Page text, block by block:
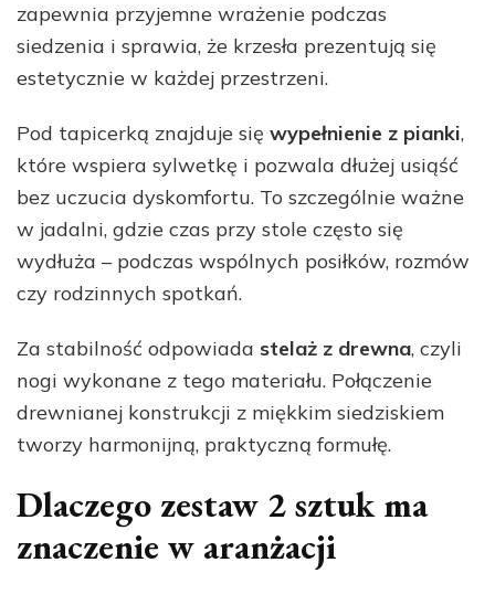
zapewnia przyjemne wrażenie podczas
siedzenia i sprawia, że krzesła prezentują się
estetycznie w każdej przestrzeni.
Pod tapicerką znajduje się wypełnienie z pianki,
które wspiera sylwetkę i pozwala dłużej usiąść
bez uczucia dyskomfortu. To szczególnie ważne
w jadalni, gdzie czas przy stole często się
wydłuża – podczas wspólnych posiłków, rozmów
czy rodzinnych spotkań.
Za stabilność odpowiada stelaż z drewna, czyli
nogi wykonane z tego materiału. Połączenie
drewnianej konstrukcji z miękkim siedziskiem
tworzy harmonijną, praktyczną formułę.
Dlaczego zestaw 2 sztuk ma
znaczenie w aranżacji